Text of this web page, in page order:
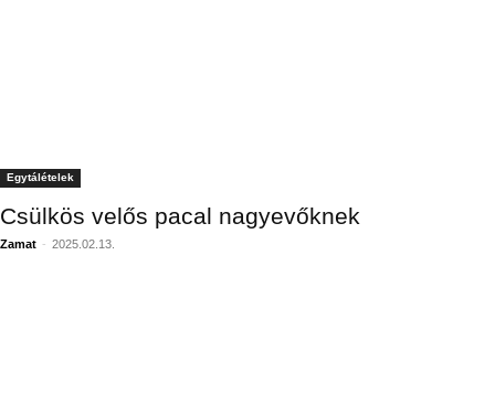
Egytálételek
Csülkös velős pacal nagyevőknek
Zamat - 2025.02.13.